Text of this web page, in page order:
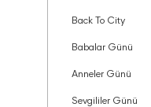
Back To City
Babalar Günü
Anneler Günü
Sevgililer Günü